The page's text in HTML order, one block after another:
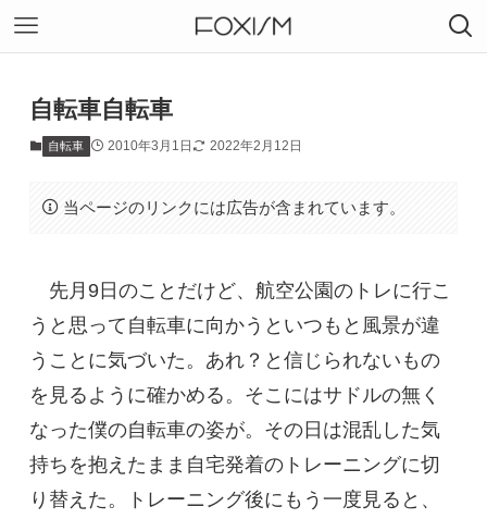
自転車自転車
自転車 2010年3月1日 2022年2月12日
当ページのリンクには広告が含まれています。
先月9日のことだけど、航空公園のトレに行こ
うと思って自転車に向かうといつもと風景が違
うことに気づいた。あれ？と信じられないもの
を見るように確かめる。そこにはサドルの無く
なった僕の自転車の姿が。その日は混乱した気
持ちを抱えたまま自宅発着のトレーニングに切
り替えた。トレーニング後にもう一度見ると、